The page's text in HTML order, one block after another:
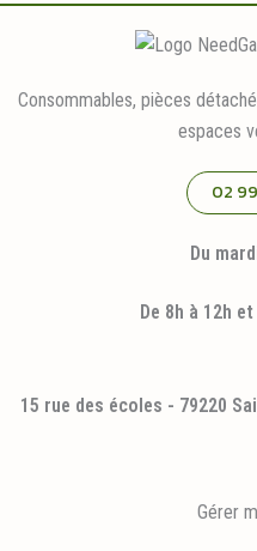
Consommables, pièces
espaces
02
Du
De 8h à 12h
15 rue des écoles - 79220
Gérer